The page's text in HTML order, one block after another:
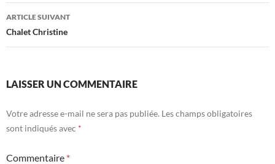
articles
ARTICLE SUIVANT
Chalet Christine
LAISSER UN COMMENTAIRE
Votre adresse e-mail ne sera pas publiée. Les champs obligatoires
sont indiqués avec *
Commentaire *